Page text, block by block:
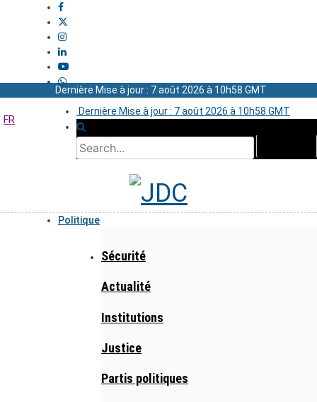
Dernière Mise à jour : 7 août 2026 à 10h58 GMT
Dernière Mise à jour : 7 août 2026 à 10h58 GMT
FR
Politique
Sécurité
Actualité
Institutions
Justice
Partis politiques